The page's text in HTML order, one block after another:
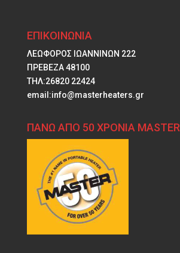
ΕΠΙΚΟΙΝΩΝΙΑ
ΛΕΩΦΟΡΟΣ ΙΩΑΝΝΙΝΩΝ 222
ΠΡΕΒΕΖΑ 48100
ΤΗΛ:26820 22424
email:info@masterheaters.gr
ΠΑΝΩ ΑΠΟ 50 ΧΡΟΝΙΑ MASTER